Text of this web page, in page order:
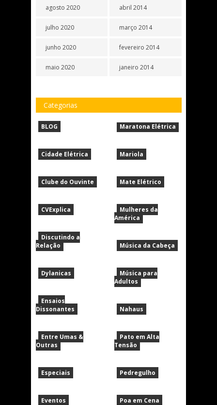
agosto 2020
julho 2020
junho 2020
maio 2020
abril 2014
março 2014
fevereiro 2014
janeiro 2014
Categorias
BLOG
Cidade Elétrica
Clube do Ouvinte
CVExplica
Discutindo a
Relação
Dylanicas
Ensaios
Dissonantes
Entre Umas &
Outras
Especiais
Eventos
Maratona Elétrica
Mariola
Mate Elétrico
Mulheres da
América
Música da Cabeça
Música para
Adultos
Nahaus
Pato em Alta
Tensão
Pedregulho
Poa em Cena